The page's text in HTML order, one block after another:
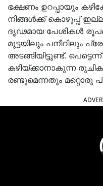
ഭക്ഷണം ഉറപ്പായും
നിങ്ങൾക്ക് കൊഴുപ്പ്
ദൃഢമായ പേശികൾ
മുട്ടയിലും പനീറിലും
അടങ്ങിയിട്ടുണ്ട്.
കഴിയ്ക്കാനാകുന്ന
രണ്ടുമെന്നതും മറ്റൊരു